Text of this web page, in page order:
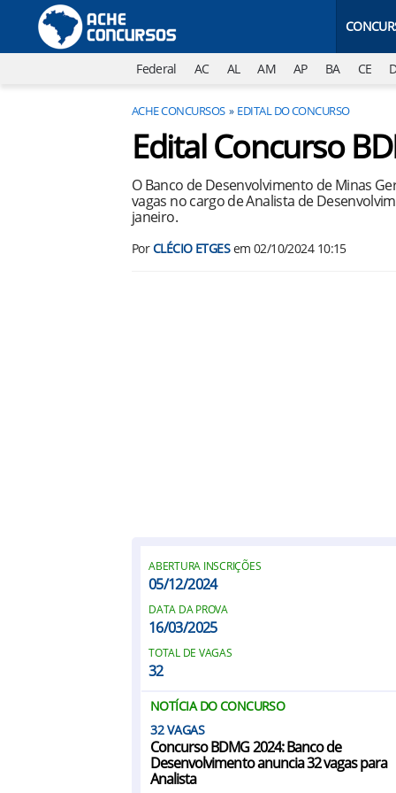
Federal AC AL AM AP BA CE
ACHE CONCURSOS EDITAL DO CONCURSO
Edital Concurso
O Banco de Desenvolvimento de Minas
vagas no cargo de Analista de
janeiro.
PorCLÉCIO ETGESem 02/10/2024 10:15
ABERTURA INSCRIÇÕES
05/12/2024
DATA DA PROVA
16/03/2025
TOTAL DE VAGAS
32
NOTÍCIA DO CONCURSO
32
Concurso BDMG 2024: Banco de
Desenvolvimento anuncia 32 vagas para
Analista